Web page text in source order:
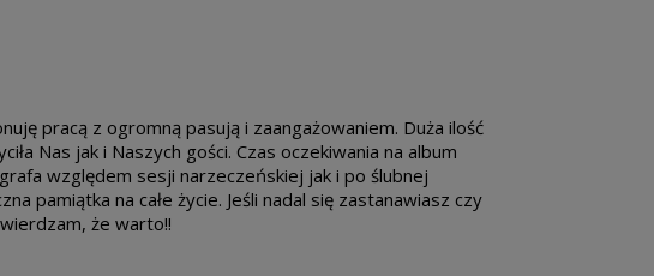
pracą z ogromną pasują i zaangażowaniem. Duża ilość
Nas jak i Naszych gości. Czas oczekiwania na album
względem sesji narzeczeńskiej jak i po ślubnej
pamiątka na całe życie. Jeśli nadal się zastanawiasz czy
że warto!!